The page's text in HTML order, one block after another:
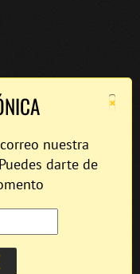
×
nuestra
darte de